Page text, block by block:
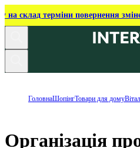
на склад терміни повернення
ГоловнаШопінгТовари для дому
Організація